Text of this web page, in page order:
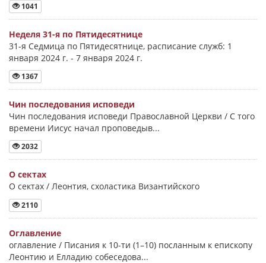
1041
Неделя 31-я по Пятидесятнице
31-я Седмица по Пятидесятнице, расписание служб: 1
января 2024 г. - 7 января 2024 г.
1367
Чин последования исповеди
Чин последования исповеди Православной Церкви / С того
времени Иисус начал проповедыв...
2032
О сектах
О сектах / Леонтия, схоластика Византийского
2110
Оглавление
оглавление / Писания к 10-ти (1–10) посланным к епископу
Леонтию и Елладию собеседова...